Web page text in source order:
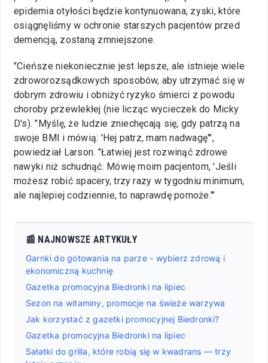
epidemia otyłości będzie kontynuowana, zyski, które
osiągnęliśmy w ochronie starszych pacjentów przed
demencją, zostaną zmniejszone.
"Cieńsze niekoniecznie jest lepsze, ale istnieje wiele
zdroworozsądkowych sposobów, aby utrzymać się w
dobrym zdrowiu i obniżyć ryzyko śmierci z powodu
choroby przewlekłej (nie licząc wycieczek do Micky
D's). "Myślę, że ludzie zniechęcają się, gdy patrzą na
swoje BMI i mówią: 'Hej patrz, mam nadwagę'",
powiedział Larson. "Łatwiej jest rozwinąć zdrowe
nawyki niż schudnąć. Mówię moim pacjentom, 'Jeśli
możesz robić spacery, trzy razy w tygodniu minimum,
ale najlepiej codziennie, to naprawdę pomoże.'"
📰 NAJNOWSZE ARTYKUŁY
Garnki do gotowania na parze - wybierz zdrową i
ekonomiczną kuchnię
Gazetka promocyjna Biedronki na lipiec
Sezon na witaminy, promocje na świeże warzywa
Jak korzystać z gazetki promocyjnej Biedronki?
Gazetka promocyjna Biedronki na lipiec
Sałatki do grilla, które robią się w kwadrans — trzy